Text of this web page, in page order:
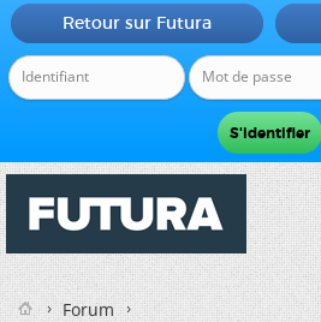
Retour sur Futura
Forum